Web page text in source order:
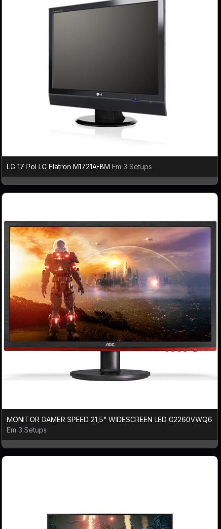
LG 17 Pol LG Flatron M1721A-BM Em 3 Setups
MONITOR GAMER SPEED 21,5" WIDESCREEN LED G2260VWQ6
Em 3 Setups